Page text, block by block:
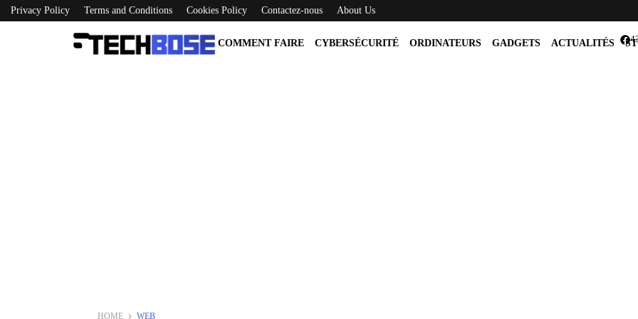
Privacy Policy Terms and Conditions Cookies Policy Contactez-nous About Us
COMMENT FAIRE CYBERSÉCURITÉ ORDINATEURS GADGETS ACTUALITÉS
HOME WEB